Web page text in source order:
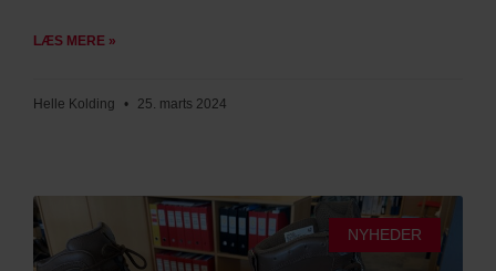
LÆS MERE »
Helle Kolding 25. marts 2024
NYHEDER